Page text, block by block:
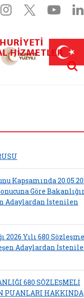
Instagram
X
açılır)
bağış sayfası (yeni
HIZMETLER
Kapsamında
Göre
Adaylardan İstenilen
2026 Yılı 680
Adaylardan
680 SÖZLEŞMELİ
PUANLARI HAKKINDA